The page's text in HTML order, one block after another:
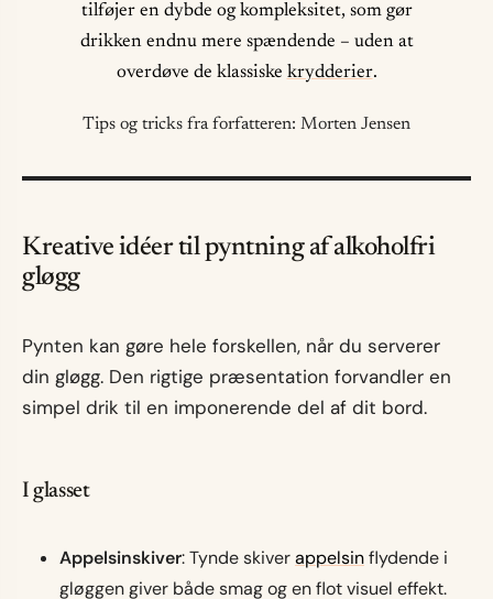
tilføjer en dybde og kompleksitet, som gør
drikken endnu mere spændende – uden at
overdøve de klassiske krydderier.
Tips og tricks fra forfatteren: Morten Jensen
Kreative idéer til pyntning af alkoholfri
gløgg
Pynten kan gøre hele forskellen, når du serverer
din gløgg. Den rigtige præsentation forvandler en
simpel drik til en imponerende del af dit bord.
I glasset
Appelsinskiver: Tynde skiverappelsinflydende i
gløggen giver både smag og en flot visuel effekt.